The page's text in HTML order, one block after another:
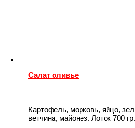
Салат оливье
Картофель, морковь, яйцо,
ветчина, майонез. Лоток 700